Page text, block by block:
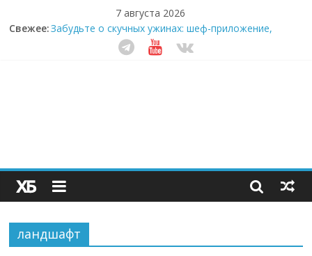
7 августа 2026
Свежее:Забудьте о скучных ужинах: шеф-приложение,
которое видит вашу еду насквозь
Небо зовёт: как бизнес на полётах дронов и
Секрет супергидратации: почему кокосовая вода с
пребиотиками становится главным трендом
здорового питания
ландшафт